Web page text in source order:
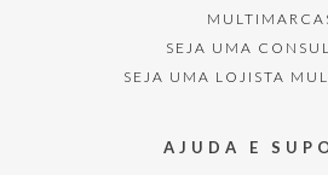
SEJA UMA
SEJA UMA LOJISTA
AJUDA E